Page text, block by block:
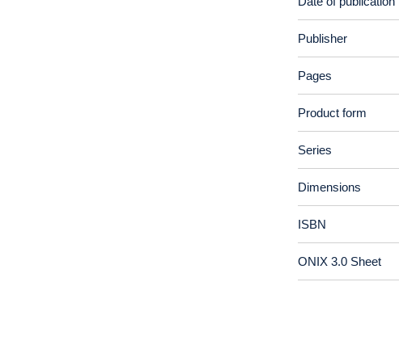
Publisher
Pages
Product form
Series
Dimensions
ISBN
ONIX 3.0 Sheet